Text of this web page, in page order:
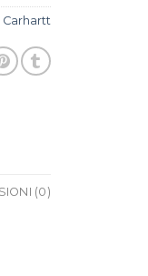
Carhartt
(0)